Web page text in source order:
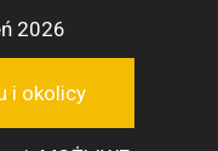
2026
i okolicy